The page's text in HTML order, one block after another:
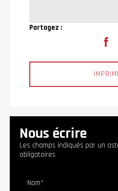
Partagez :
Nous écrire
Les champs indiqués par un
obligatoires
Nom*